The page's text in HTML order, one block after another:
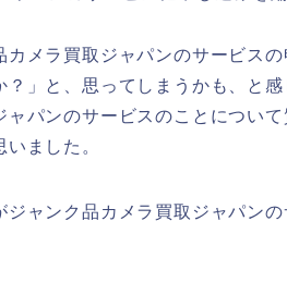
カメラ買取ジャパンのサービス
？」と、思ってしまうかも、と
ャパンのサービスのことについ
ました。
ジャンク品カメラ買取ジャパン